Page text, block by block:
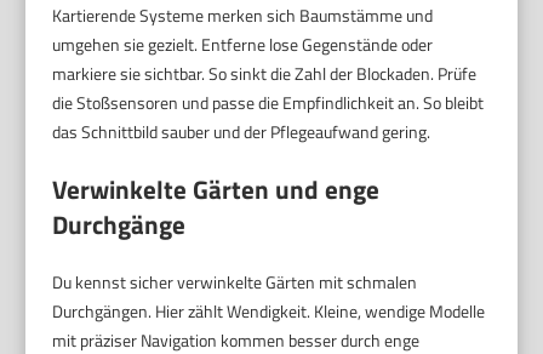
Kartierende Systeme merken sich Baumstämme und
umgehen sie gezielt. Entferne lose Gegenstände oder
markiere sie sichtbar. So sinkt die Zahl der Blockaden. Prüfe
die Stoßsensoren und passe die Empfindlichkeit an. So bleibt
das Schnittbild sauber und der Pflegeaufwand gering.
Verwinkelte Gärten und enge
Durchgänge
Du kennst sicher verwinkelte Gärten mit schmalen
Durchgängen. Hier zählt Wendigkeit. Kleine, wendige Modelle
mit präziser Navigation kommen besser durch enge